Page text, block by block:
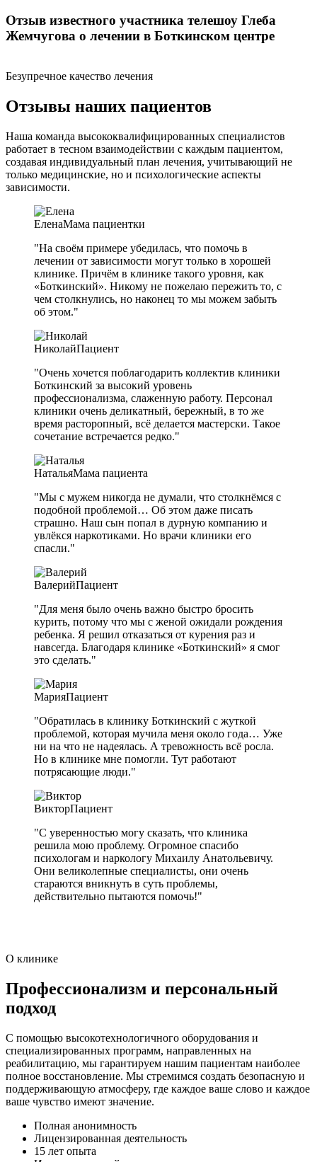
Отзыв известного участника телешоу Глеба
Жемчугова о лечении в Боткинском центре
Безупречное качество лечения
Отзывы наших пациентов
Наша команда высококвалифицированных специалистов
работает в тесном взаимодействии с каждым пациентом,
создавая индивидуальный план лечения, учитывающий не
только медицинские, но и психологические аспекты
зависимости.
ЕленаМама пациентки
"На своём примере убедилась, что помочь в
лечении от зависимости могут только в хорошей
клинике. Причём в клинике такого уровня, как
«Боткинский». Никому не пожелаю пережить то, с
чем столкнулись, но наконец то мы можем забыть
об этом."
НиколайПациент
"Очень хочется поблагодарить коллектив клиники
Боткинский за высокий уровень
профессионализма, слаженную работу. Персонал
клиники очень деликатный, бережный, в то же
время расторопный, всё делается мастерски. Такое
сочетание встречается редко."
НатальяМама пациента
"Мы с мужем никогда не думали, что столкнёмся с
подобной проблемой… Об этом даже писать
страшно. Наш сын попал в дурную компанию и
увлёкся наркотиками. Но врачи клиники его
спасли."
ВалерийПациент
"Для меня было очень важно быстро бросить
курить, потому что мы с женой ожидали рождения
ребенка. Я решил отказаться от курения раз и
навсегда. Благодаря клинике «Боткинский» я смог
это сделать."
МарияПациент
"Обратилась в клинику Боткинский с жуткой
проблемой, которая мучила меня около года… Уже
ни на что не надеялась. А тревожность всё росла.
Но в клинике мне помогли. Тут работают
потрясающие люди."
ВикторПациент
"С уверенностью могу сказать, что клиника
решила мою проблему. Огромное спасибо
психологам и наркологу Михаилу Анатольевичу.
Они великолепные специалисты, они очень
стараются вникнуть в суть проблемы,
действительно пытаются помочь!"
О клинике
Профессионализм и персональный
подход
С помощью высокотехнологичного оборудования и
специализированных программ, направленных на
реабилитацию, мы гарантируем нашим пациентам наиболее
полное восстановление. Мы стремимся создать безопасную и
поддерживающую атмосферу, где каждое ваше слово и каждое
ваше чувство имеют значение.
Полная анонимность
Лицензированная деятельность
15 лет опыта